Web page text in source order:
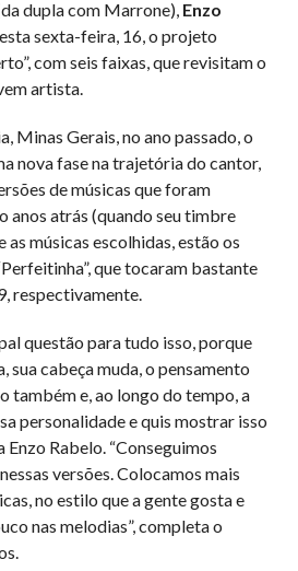
dupla com Marrone), Enzo
sexta-feira, 16, o projeto
com seis faixas, que revisitam o
artista.
Minas Gerais, no ano passado, o
nova fase na trajetória do cantor,
de músicas que foram
anos atrás (quando seu timbre
músicas escolhidas, estão os
que tocaram bastante
respectivamente.
questão para tudo isso, porque
sua cabeça muda, o pensamento
também e, ao longo do tempo, a
personalidade e quis mostrar isso
Enzo Rabelo. “Conseguimos
versões. Colocamos mais
no estilo que a gente gosta e
nas melodias”, completa o